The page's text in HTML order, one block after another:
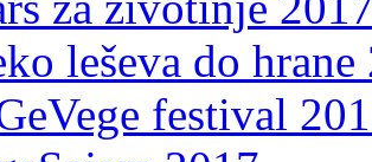
leševa do hrane
festival